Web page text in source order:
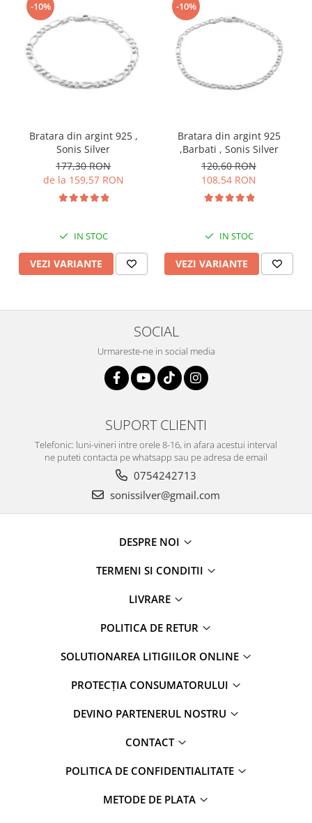
-10%
Bratara din argint 925 ,
Sonis Silver
177,30 RON
de la 159,57 RON
IN STOC
VEZI VARIANTE
-10%
Bratara din argint 925
,Barbati , Sonis Silver
120,60 RON
108,54 RON
IN STOC
VEZI VARIANTE
SOCIAL
Urmareste-ne in social media
SUPORT CLIENTI
Telefonic: luni-vineri intre orele 8-16, in afara acestui interval
ne puteti contacta pe whatsapp sau pe adresa de email
0754242713
sonissilver@gmail.com
DESPRE NOI
TERMENI SI CONDITII
LIVRARE
POLITICA DE RETUR
SOLUTIONAREA LITIGIILOR ONLINE
PROTECȚIA CONSUMATORULUI
DEVINO PARTENERUL NOSTRU
CONTACT
POLITICA DE CONFIDENTIALITATE
METODE DE PLATA